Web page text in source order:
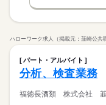
ハローワーク求人（掲載元：韮崎公共
パート・アルバイト
分析、検査業務
福徳長酒類 株式会社